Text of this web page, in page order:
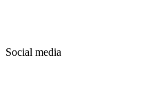
Social media